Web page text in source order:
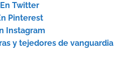
En Twitter
Pinterest
Instagram
y tejedores de vanguardia